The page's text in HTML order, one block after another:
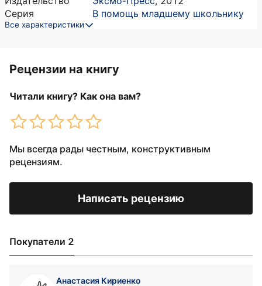
Серия
В помощь младшему школьнику
Все характеристики
Рецензии на книгу
Читали книгу? Как она вам?
Мы всегда рады честным, конструктивным
рецензиям.
Написать рецензию
Покупатели 2
Анастасия Кириенко